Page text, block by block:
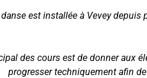
danse est installée à Vevey
des cours est de donner aux
progresser techniquement afin